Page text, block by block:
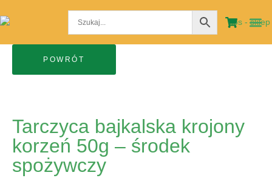
Tarczyca bajkalska krojony
korzeń 50g – środek
spożywczy